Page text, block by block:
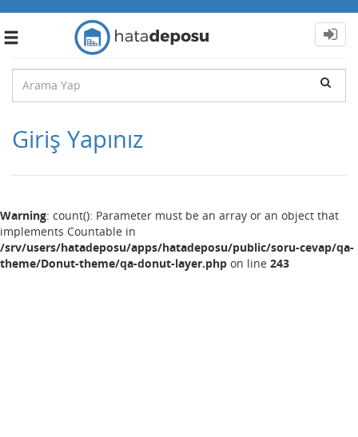
Toggle
Giriş Yapınız
Warning: count(): Parameter must be an array or an object that
implements Countable in
/srv/users/hatadeposu/apps/hatadeposu/public/soru-cevap/qa-
theme/Donut-theme/qa-donut-layer.php on line 243